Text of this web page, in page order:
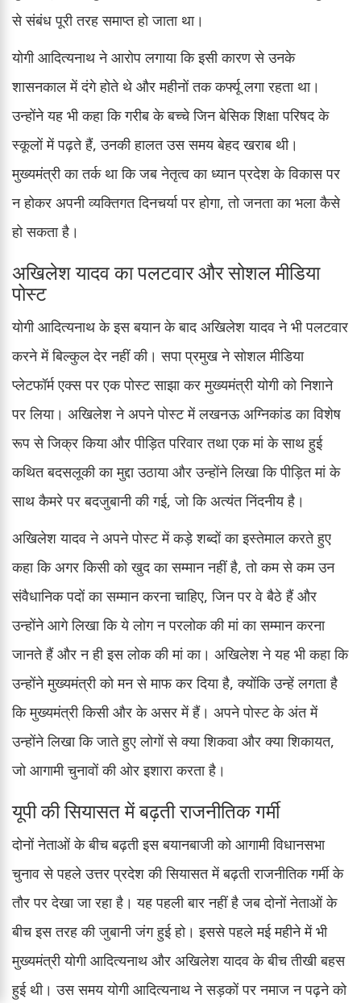
से संबंध पूरी तरह समाप्त हो जाता था।
योगी आदित्यनाथ ने आरोप लगाया कि इसी कारण से उनके
शासनकाल में दंगे होते थे और महीनों तक कर्फ्यू लगा रहता था।
उन्होंने यह भी कहा कि गरीब के बच्चे जिन बेसिक शिक्षा परिषद के
स्कूलों में पढ़ते हैं, उनकी हालत उस समय बेहद खराब थी।
मुख्यमंत्री का तर्क था कि जब नेतृत्व का ध्यान प्रदेश के विकास पर
न होकर अपनी व्यक्तिगत दिनचर्या पर होगा, तो जनता का भला कैसे
हो सकता है।
अखिलेश यादव का पलटवार और सोशल मीडिया
पोस्ट
योगी आदित्यनाथ के इस बयान के बाद अखिलेश यादव ने भी पलटवार
करने में बिल्कुल देर नहीं की। सपा प्रमुख ने सोशल मीडिया
प्लेटफॉर्म एक्स पर एक पोस्ट साझा कर मुख्यमंत्री योगी को निशाने
पर लिया। अखिलेश ने अपने पोस्ट में लखनऊ अग्निकांड का विशेष
रूप से जिक्र किया और पीड़ित परिवार तथा एक मां के साथ हुई
कथित बदसलूकी का मुद्दा उठाया और उन्होंने लिखा कि पीड़ित मां के
साथ कैमरे पर बदजुबानी की गई, जो कि अत्यंत निंदनीय है।
अखिलेश यादव ने अपने पोस्ट में कड़े शब्दों का इस्तेमाल करते हुए
कहा कि अगर किसी को खुद का सम्मान नहीं है, तो कम से कम उन
संवैधानिक पदों का सम्मान करना चाहिए, जिन पर वे बैठे हैं और
उन्होंने आगे लिखा कि ये लोग न परलोक की मां का सम्मान करना
जानते हैं और न ही इस लोक की मां का। अखिलेश ने यह भी कहा कि
उन्होंने मुख्यमंत्री को मन से माफ कर दिया है, क्योंकि उन्हें लगता है
कि मुख्यमंत्री किसी और के असर में हैं। अपने पोस्ट के अंत में
उन्होंने लिखा कि जाते हुए लोगों से क्या शिकवा और क्या शिकायत,
जो आगामी चुनावों की ओर इशारा करता है।
यूपी की सियासत में बढ़ती राजनीतिक गर्मी
दोनों नेताओं के बीच बढ़ती इस बयानबाजी को आगामी विधानसभा
चुनाव से पहले उत्तर प्रदेश की सियासत में बढ़ती राजनीतिक गर्मी के
तौर पर देखा जा रहा है। यह पहली बार नहीं है जब दोनों नेताओं के
बीच इस तरह की जुबानी जंग हुई हो। इससे पहले मई महीने में भी
मुख्यमंत्री योगी आदित्यनाथ और अखिलेश यादव के बीच तीखी बहस
हुई थी। उस समय योगी आदित्यनाथ ने सड़कों पर नमाज न पढ़ने को